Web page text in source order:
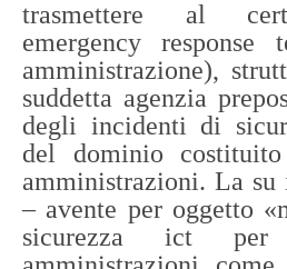
trasmettere al
emergency response
amministrazione),
suddetta agenzia
degli incidenti di
del dominio
amministrazioni. La su
– avente per oggetto
sicurezza ict